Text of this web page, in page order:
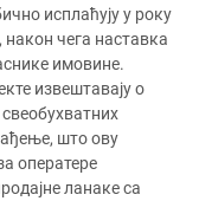
исплаћују у року
након чега наставка
имовине.
извештавају о
што ову
оператере
ланаке са